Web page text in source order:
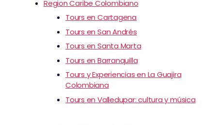
Region Caribe Colombiano
Tours en Cartagena
Tours en San Andrés
Tours en Santa Marta
Tours en Barranquilla
Tours y Experiencias en La Guajira
Colombiana
Tours en Valledupar: cultura y música